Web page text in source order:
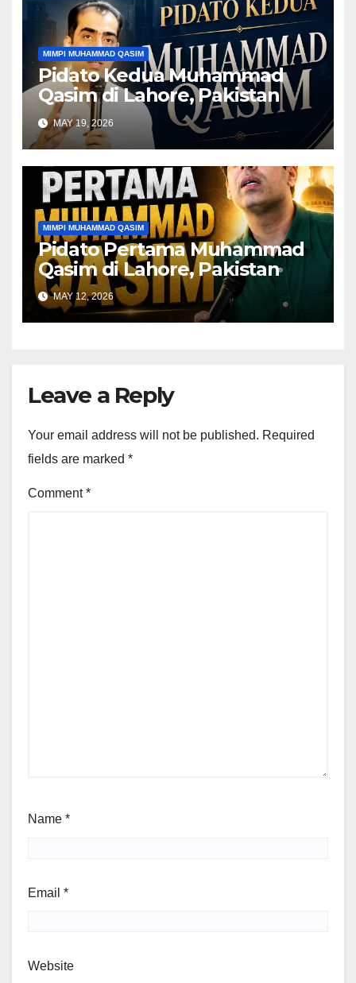
MIMPI MUHAMMAD QASIM
Pidato Kedua Muhammad
Qasim di Lahore, Pakistan
MAY 19, 2026
MIMPI MUHAMMAD QASIM
Pidato Pertama Muhammad
Qasim di Lahore, Pakistan
MAY 12, 2026
Leave a Reply
Your email address will not be published. Required
fields are marked *
Comment*
Name *
Email *
Website